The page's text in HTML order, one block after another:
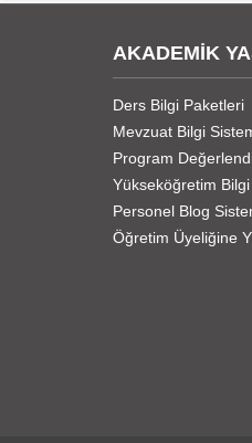
AKADEMİK
Ders Bilgi Paketleri
Mevzuat Bilgi
Program
Yükseköğretim
Personel Blog
Öğretim Üyeliğine